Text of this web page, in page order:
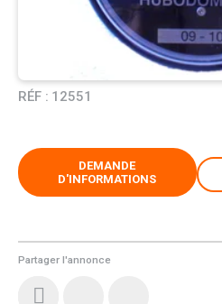
RÉF : 12551
Partager l'annonce
DEMANDE
D'INFORMATIONS